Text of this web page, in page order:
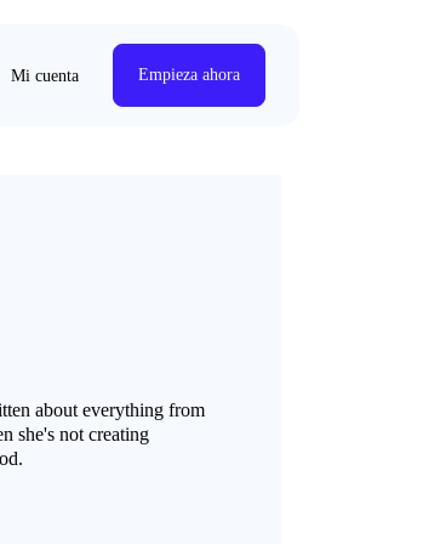
Mi cuenta Empieza ahora
about everything from
she's not creating